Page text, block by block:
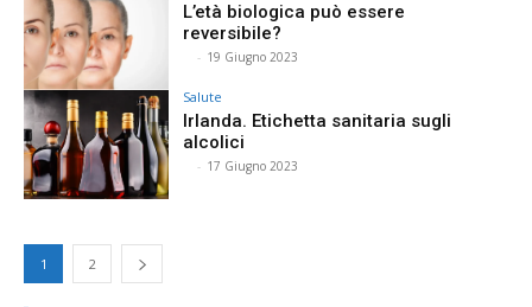
L’età biologica può essere
reversibile?
- 19 Giugno 2023
Salute
Irlanda. Etichetta sanitaria sugli
alcolici
- 17 Giugno 2023
1 2